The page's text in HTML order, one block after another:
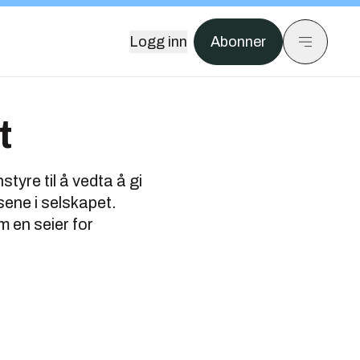
Logg inn Abonner
til å vedta å gi
i selskapet.
en seier for